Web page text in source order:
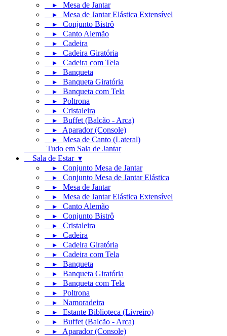
▸ Mesa de Jantar
▸ Mesa de Jantar Elástica Extensível
▸ Conjunto Bistrô
▸ Canto Alemão
▸ Cadeira
▸ Cadeira Giratória
▸ Cadeira com Tela
▸ Banqueta
▸ Banqueta Giratória
▸ Banqueta com Tela
▸ Poltrona
▸ Cristaleira
▸ Buffet (Balcão - Arca)
▸ Aparador (Console)
▸ Mesa de Canto (Lateral)
Tudo em Sala de Jantar
Sala de Estar ▾
▸ Conjunto Mesa de Jantar
▸ Conjunto Mesa de Jantar Elástica
▸ Mesa de Jantar
▸ Mesa de Jantar Elástica Extensível
▸ Canto Alemão
▸ Conjunto Bistrô
▸ Cristaleira
▸ Cadeira
▸ Cadeira Giratória
▸ Cadeira com Tela
▸ Banqueta
▸ Banqueta Giratória
▸ Banqueta com Tela
▸ Poltrona
▸ Namoradeira
▸ Estante Biblioteca (Livreiro)
▸ Buffet (Balcão - Arca)
▸ Aparador (Console)